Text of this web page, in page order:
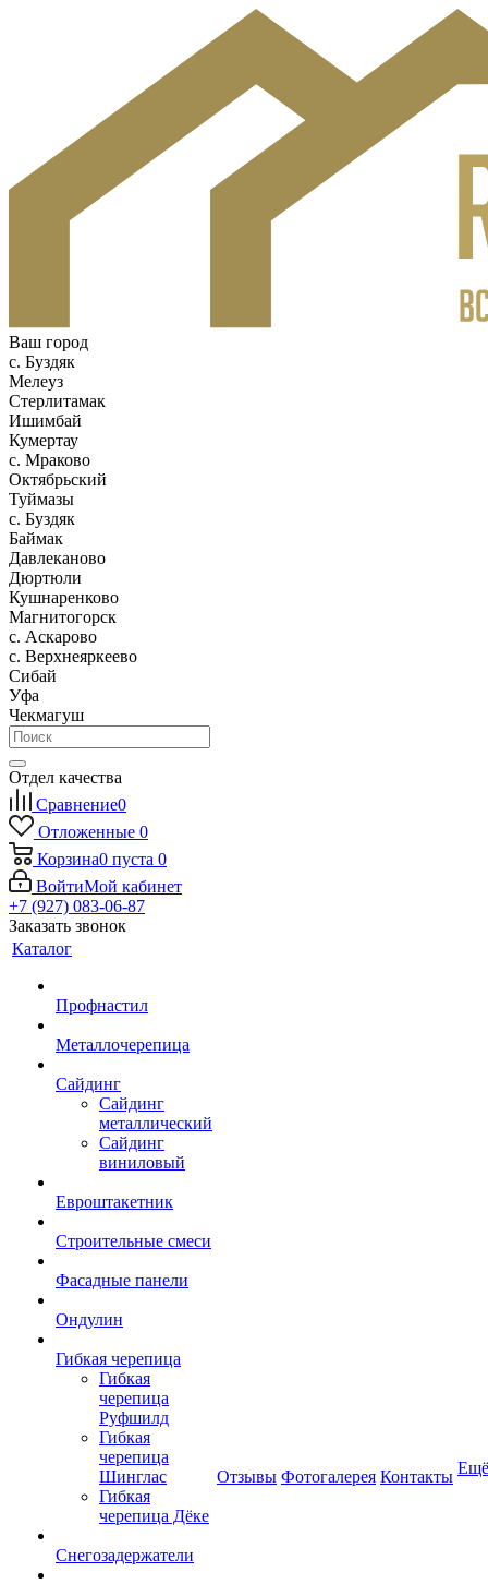
Ваш город
c. Буздяк
Мелеуз
Стерлитамак
Ишимбай
Кумертау
c. Мраково
Октябрьский
Туймазы
c. Буздяк
Баймак
Давлеканово
Дюртюли
Кушнаренково
Магнитогорск
с. Аскарово
с. Верхнеяркеево
Сибай
Уфа
Чекмагуш
Отдел качества
Сравнение0
Отложенные 0
Корзина0 пуста 0
ВойтиМой кабинет
+7 (927) 083-06-87
Заказать звонок
Каталог
Профнастил
Металлочерепица
Сайдинг
Сайдинг
металлический
Сайдинг
виниловый
Евроштакетник
Строительные смеси
Фасадные панели
Ондулин
Гибкая черепица
Гибкая
черепица
Руфшилд
Гибкая
черепица
Шинглас
Гибкая
черепица Дёке
Снегозадержатели
Отзывы Фотогалерея Контакты Ещё